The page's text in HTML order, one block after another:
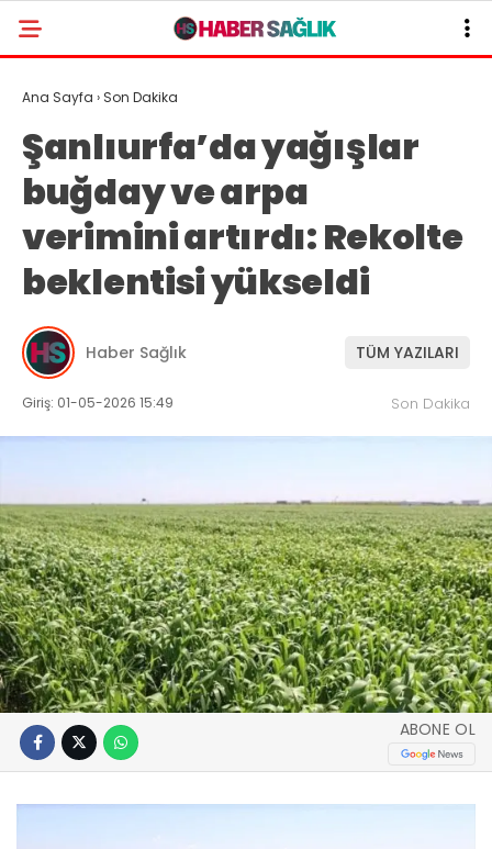
Ana Sayfa › Son Dakika
Şanlıurfa’da yağışlar
buğday ve arpa
verimini artırdı: Rekolte
beklentisi yükseldi
Haber Sağlık TÜM YAZILARI
Giriş: 01-05-2026 15:49 Son Dakika
ABONE OL